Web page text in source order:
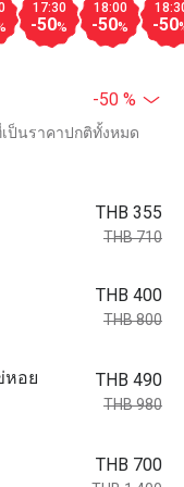
17:30
-50%
18:00
-50% -50
-50 %
ป็นราคาปกติทั้งหมด
THB 355
THB 710
THB 400
THB 800
หอย
THB 490
THB 980
THB 700